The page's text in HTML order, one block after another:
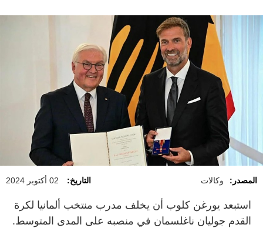
المصدر: وكالات التاريخ: 02 أكتوبر 2024
استبعد يورغن كلوب أن يخلف مدرب منتخب ألمانيا لكرة
القدم جوليان ناغلسمان في منصبه على المدى المتوسط.